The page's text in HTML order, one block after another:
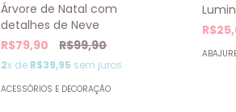
Árvore de Natal com
detalhes de Neve
R$79,90
R$99,90
2x de R$39,95 sem juros
ACESSÓRIOS E DECORAÇÃO